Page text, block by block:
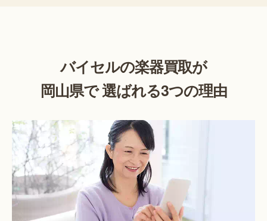
バイセルの楽器買取が
岡山県で 選ばれる3つの理由